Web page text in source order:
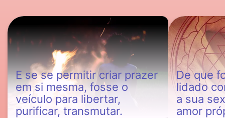
E se se permitir criar prazer
em si mesma, fosse o
veículo para libertar,
purificar, transmutar.
De que
lidado
a sua
amor